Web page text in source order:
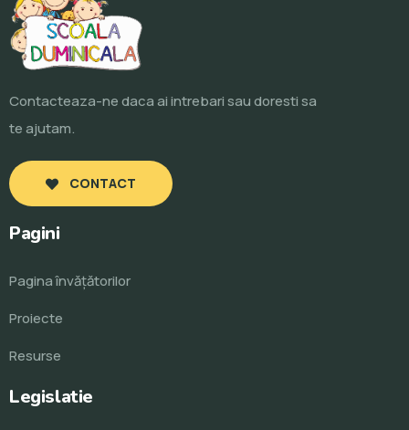
Contacteaza-ne daca ai intrebari sau doresti sa
te ajutam.
CONTACT
Pagini
Pagina învăţătorilor
Proiecte
Resurse
Legislatie